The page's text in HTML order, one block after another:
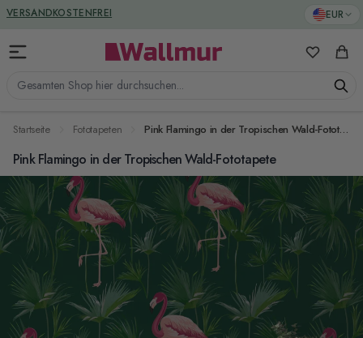
Zum Inhalt springen EUR
Gesamten Shop hier durchsuchen...
Meine
VERSANDKOSTENFREI
GREENGUARD ZERTIFIZIERT
Startseite Fototapeten Pink Flamingo in der Tropischen Wald-Fototapete
Pink Flamingo in der Tropischen Wald-Fototapete